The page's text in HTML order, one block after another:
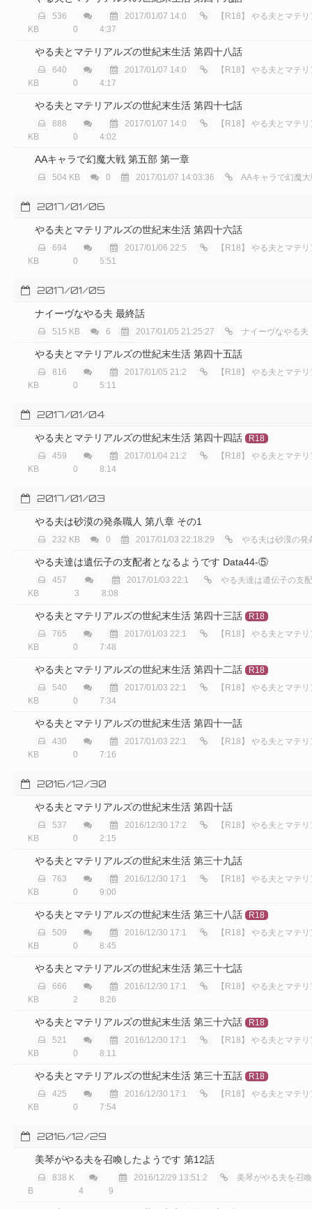
536
KB
0
2017/01/07 14:0
4:37
【R18】 やる夫とマテリアルズ
やる夫とマテリアルズの世紀末生活 第四十八話
640
KB
0
2017/01/07 14:0
4:17
【R18】 やる夫とマテリアルズ
やる夫とマテリアルズの世紀末生活 第四十七話
888
KB
0
2017/01/07 14:0
4:02
【R18】 やる夫とマテリアルズ
AAキャラで幻魔大戦 第五部 第一章
504 KB 0 2017/01/07 14:03:36 AAキャラで幻魔
2017/01/06
やる夫とマテリアルズの世紀末生活 第四十六話
694
KB
0
2017/01/06 22:5
5:51
【R18】 やる夫とマテリアルズ
2017/01/05
ナイーヴなやる夫 最終話
515 KB 6 2017/01/05 21:25:27 ナイーヴなやる夫
やる夫とマテリアルズの世紀末生活 第四十五話
816
KB
0
2017/01/05 21:2
5:11
【R18】 やる夫とマテリアルズ
2017/01/04
やる夫とマテリアルズの世紀末生活 第四十四話
R18
459
KB
0
2017/01/04 21:2
8:14
【R18】 やる夫とマテリアルズ
2017/01/03
やる夫は砂漠の発条職人 第八章 その1
232 KB 0 2017/01/03 22:18:29 やる夫は砂漠の発
やる夫達は遺伝子の支配者となるようです Data44-⑤
457
KB
3
2017/01/03 22:1
8:08
やる夫達は遺伝子の支配者と
やる夫とマテリアルズの世紀末生活 第四十三話
R18
765
KB
0
2017/01/03 22:1
7:48
【R18】 やる夫とマテリアルズ
やる夫とマテリアルズの世紀末生活 第四十二話
R18
540
KB
0
2017/01/03 22:1
7:34
【R18】 やる夫とマテリアルズ
やる夫とマテリアルズの世紀末生活 第四十一話
430
KB
0
2017/01/03 22:1
7:16
【R18】 やる夫とマテリアルズ
2016/12/30
やる夫とマテリアルズの世紀末生活 第四十話
537
KB
0
2016/12/30 17:2
2:15
【R18】 やる夫とマテリアルズ
やる夫とマテリアルズの世紀末生活 第三十九話
763
KB
0
2016/12/30 17:1
9:00
【R18】 やる夫とマテリアルズ
やる夫とマテリアルズの世紀末生活 第三十八話
R18
509
KB
0
2016/12/30 17:1
8:45
【R18】 やる夫とマテリアルズ
やる夫とマテリアルズの世紀末生活 第三十七話
666
KB
2
2016/12/30 17:1
8:26
【R18】 やる夫とマテリアルズ
やる夫とマテリアルズの世紀末生活 第三十六話
R18
521
KB
0
2016/12/30 17:1
8:11
【R18】 やる夫とマテリアルズ
やる夫とマテリアルズの世紀末生活 第三十五話
R18
425
KB
0
2016/12/30 17:1
7:54
【R18】 やる夫とマテリアルズ
2016/12/29
美琴がやる夫を召喚したようです 第12話
838 K
B
4
2016/12/29 13:51:2
9
美琴がやる夫を召喚し